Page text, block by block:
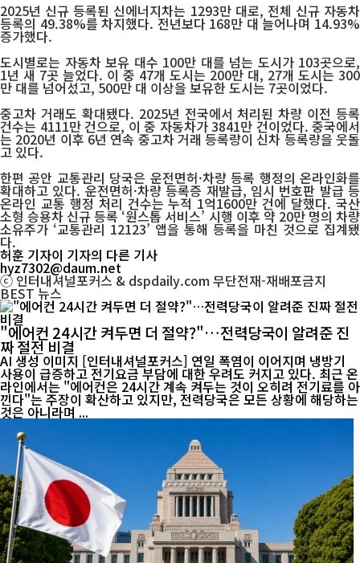
2025년 신규 등록된 신에너지차는 1293만 대로, 전체 신규 자동차
등록의 49.38%를 차지했다. 전년보다 168만 대 늘어나며 14.93%
증가했다.
도시별로는 자동차 보유 대수 100만 대를 넘는 도시가 103곳으로,
1년 새 7곳 늘었다. 이 중 47개 도시는 200만 대, 27개 도시는 300
만 대를 넘어섰고, 500만 대 이상을 보유한 도시는 7곳이었다.
중고차 거래도 확대됐다. 2025년 전국에서 처리된 차량 이전 등록
건수는 4111만 건으로, 이 중 자동차가 3841만 건이었다. 중국에서
는 2020년 이후 6년 연속 중고차 거래 등록량이 신차 등록량을 웃돌
고 있다.
한편 공안 교통관리 당국은 운전면허·차량 등록 행정의 온라인화를
확대하고 있다. 운전면허·차량 등록증 재발급, 임시 번호판 발급 등
온라인 교통 행정 처리 건수는 누적 1억1600만 건에 달했다. 국산
소형 승용차 신규 등록 ‘원스톱 서비스’ 시행 이후 약 20만 명의 차량
소유주가 ‘교통관리 12123’ 앱을 통해 등록을 마친 것으로 집계됐
다.
허훈 기자이 기자의 다른 기사
hyz7302@daum.net
ⓒ 인터내셔널포커스 & dspdaily.com 무단전재-재배포금지
BEST뉴스
"에어컨 24시간 켜두면 더 절약?"…전력당국이 알려준 진
짜 절전 비결
AI 생성 이미지 [인터내셔널포커스] 연일 폭염이 이어지며 냉방기
사용이 급증하고 전기요금 부담에 대한 우려도 커지고 있다. 최근 온
라인에서는 "에어컨은 24시간 계속 켜두는 것이 오히려 전기료를 아
낀다"는 주장이 확산하고 있지만, 전력당국은 모든 상황에 해당하는
것은 아니라며 ...